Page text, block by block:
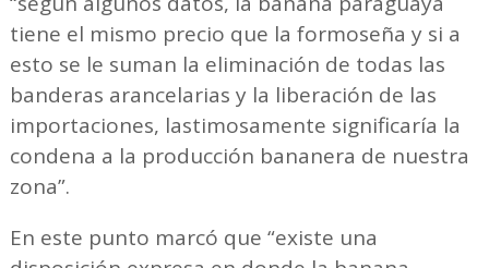
tiene el mismo precio que la formoseña y si a
esto se le suman la eliminación de todas las
banderas arancelarias y la liberación de las
importaciones, lastimosamente significaría la
condena a la producción bananera de nuestra
zona”.
En este punto marcó que “existe una